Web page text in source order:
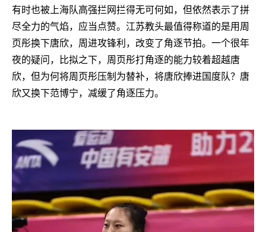
有时也被上海队高强拦网拦得无可何如，但依然表示了拼
尽全力的气焰，应当点赞。江苏教头最值得称道的是用周
页彤换下唐欣，周进攻锋利，改变了角逐节拍。一个很年
夜的疑问，比拟之下，周页彤打角逐的能力较着超越唐
欣，但为何将周页彤压制为替补，将唐欣捧进国度队？唐
欣又换下范博宁，减缓了角逐压力。